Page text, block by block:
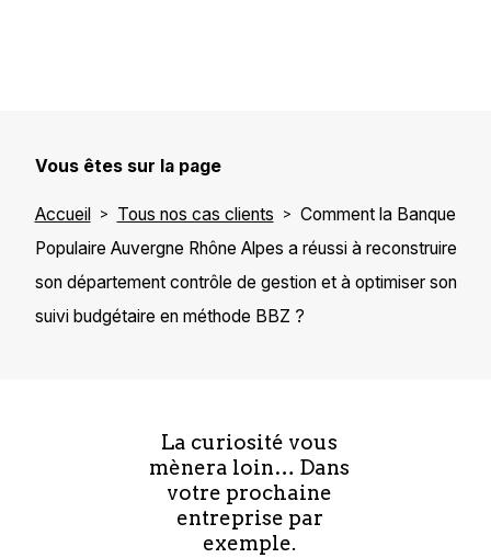
Vous êtes sur la page
Accueil Tous nos cas clients
Comment la Banque
Populaire Auvergne Rhône Alpes a réussi à reconstruire
son département contrôle de gestion et à optimiser son
suivi budgétaire en méthode BBZ ?
La curiosité vous
mènera loin… Dans
votre prochaine
entreprise par
exemple.